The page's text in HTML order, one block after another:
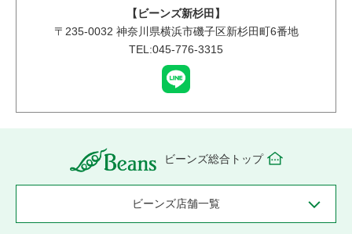
【ビーンズ新杉田】
〒 235-0032 神奈川県横浜市磯子区新杉田町6番地
TEL:045-776-3315
ビーンズ総合トップ
ビーンズ店舗一覧